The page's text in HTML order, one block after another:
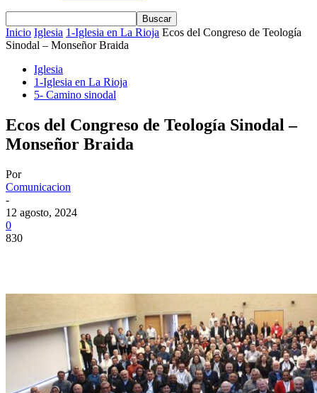
Inicio Iglesia 1-Iglesia en La Rioja Ecos del Congreso de Teología
Sinodal – Monseñor Braida
Iglesia
1-Iglesia en La Rioja
5- Camino sinodal
Ecos del Congreso de Teología Sinodal –
Monseñor Braida
Por
Comunicacion
-
12 agosto, 2024
0
830